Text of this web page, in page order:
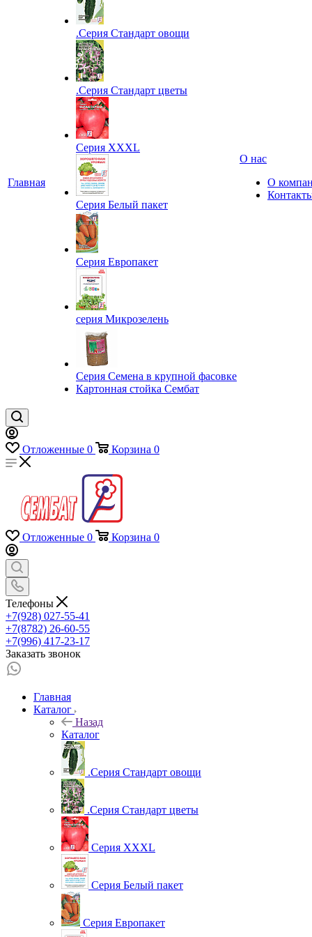
Главная
.Серия Стандарт овощи
.Серия Стандарт цветы
Серия XXXL
Серия Белый пакет
Серия Европакет
серия Микрозелень
Серия Семена в крупной фасовке
Картонная стойка Сембат
О нас
О
Отложенные 0 Корзина 0
Отложенные 0 Корзина 0
Телефоны
+7(928) 027-55-41
+7(8782) 26-60-55
+7(996) 417-23-17
Заказать звонок
Главная
Каталог
Назад
Каталог
.Серия Стандарт овощи
.Серия Стандарт цветы
Серия XXXL
Серия Белый пакет
Серия Европакет